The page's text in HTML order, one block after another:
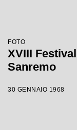
FOTO
XVIII
Sanremo
30 GENNAIO 1968